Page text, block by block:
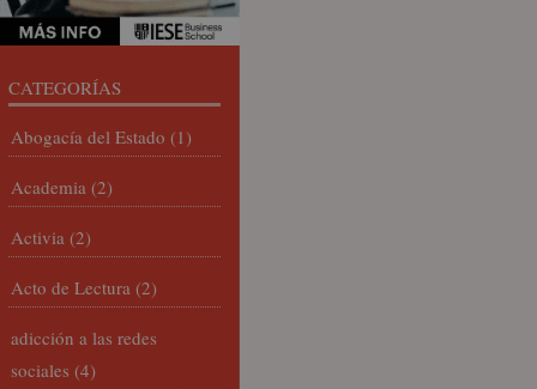
CATEGORÍAS
Abogacía del Estado (1)
Academia (2)
Activia (2)
Acto de Lectura (2)
adicción a las redes
sociales (4)